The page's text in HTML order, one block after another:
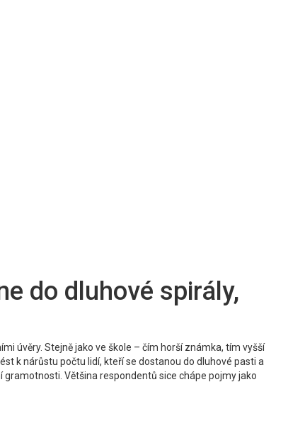
do dluhové spirály,
úvěry. Stejně jako ve škole – čím horší známka, tím vyšší
k nárůstu počtu lidí, kteří se dostanou do dluhové pasti a
Většina respondentů sice chápe pojmy jako